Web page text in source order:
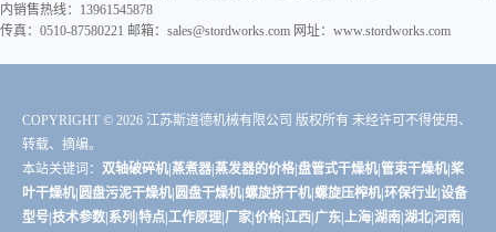
内销售热线：13961545878
传真：0510-87580221 邮箱：sales@stordworks.com 网址：www.stordworks.com
COPYRIGHT © 2026 江苏斯道德机械有限公司 版权所有 未经许可不得使用、
转载、摘编。
本站关键词： 双轴破碎机|蒸煮器|蒸发器的价格|盘管式干燥机|管束干燥机|桨
叶干燥机|圆盘污泥干燥机|圆盘干燥机|螺旋挤干机|螺旋压榨机|环保行业|设备
型号|技术参数|系列|特点|工作原理|厂家|价格|江西|广东|上海|湖南|湖北|河南|